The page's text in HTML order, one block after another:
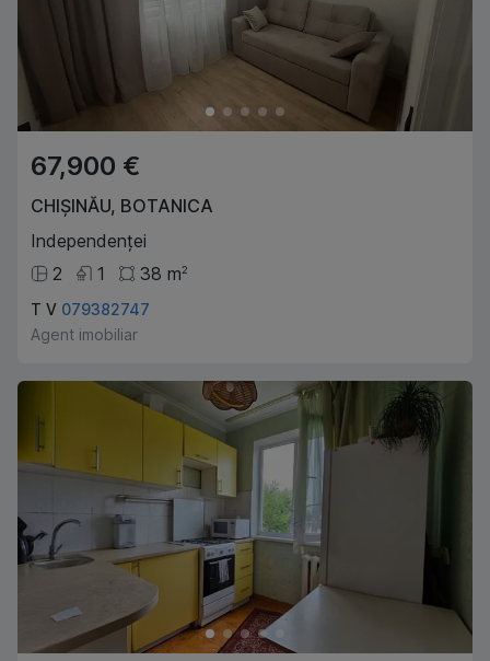
67,900 €
CHIȘINĂU, BOTANICA
Independenței
2
1 38 m2
T V 079382747
Agent imobiliar